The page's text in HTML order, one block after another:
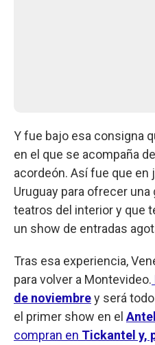
Y fue bajo esa consigna
en el que se acompaña
acordeón. Así fue que en
Uruguay para ofrecer
teatros del interior y que
un show de entradas
Tras esa experiencia,
para volver a Montevideo.
de noviembrey será
el primer show en el
compran en Tickantel y,